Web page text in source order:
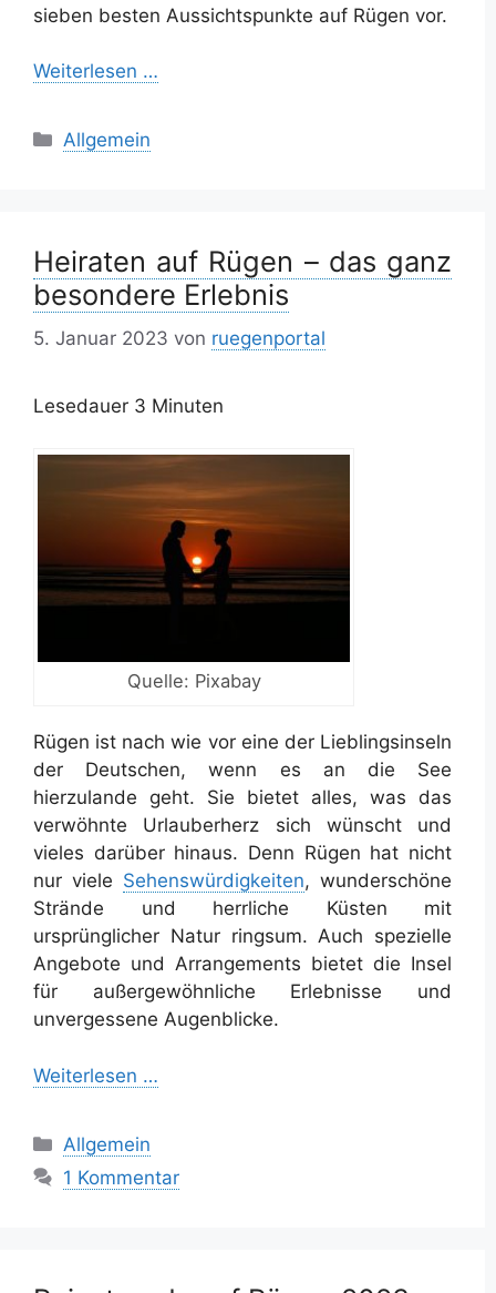
sieben besten Aussichtspunkte auf Rügen vor.
Weiterlesen …
Kategorien
Allgemein
Heiraten auf Rügen – das ganz
besondere Erlebnis
5. Januar 2023 von ruegenportal
Lesedauer 3 Minuten
Quelle: Pixabay
Rügen ist nach wie vor eine der Lieblingsinseln
der Deutschen, wenn es an die See
hierzulande geht. Sie bietet alles, was das
verwöhnte Urlauberherz sich wünscht und
vieles darüber hinaus. Denn Rügen hat nicht
nur viele Sehenswürdigkeiten, wunderschöne
Strände und herrliche Küsten mit
ursprünglicher Natur ringsum. Auch spezielle
Angebote und Arrangements bietet die Insel
für außergewöhnliche Erlebnisse und
unvergessene Augenblicke.
Weiterlesen …
Kategorien
Allgemein
1 Kommentar